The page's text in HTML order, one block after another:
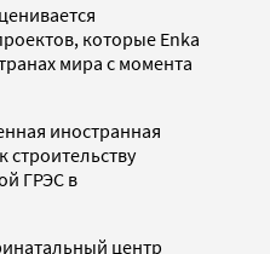
которые Enka
мира с момента
иностранная
ГРЭС в
центр